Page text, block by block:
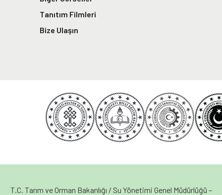
Tanıtım Filmleri
Bize Ulaşın
T.C. Tarım ve Orman Bakanlığı / Su Yönetimi Genel Müdürlüğü –